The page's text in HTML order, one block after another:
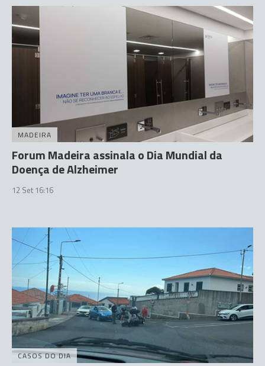
MADEIRA
Forum Madeira assinala o Dia Mundial da
Doença de Alzheimer
12 Set 16:16
CASOS DO DIA